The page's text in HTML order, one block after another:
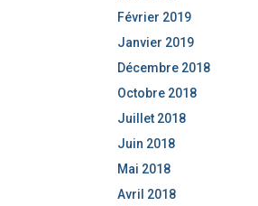
Février 2019
Janvier 2019
Décembre 2018
Octobre 2018
Juillet 2018
Juin 2018
Mai 2018
Avril 2018